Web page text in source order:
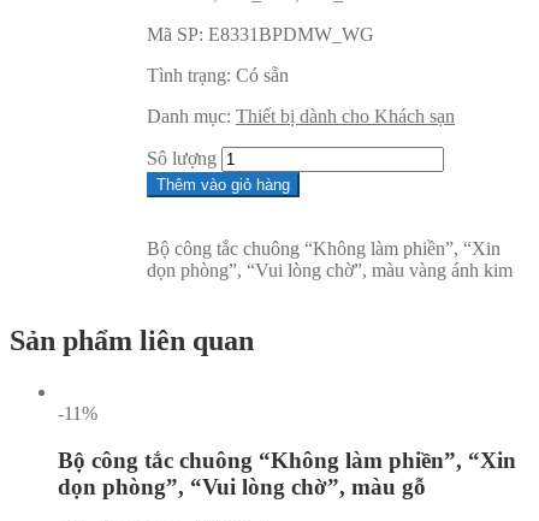
Mã SP: E8331BPDMW_WG
Tình trạng: Có sẵn
Danh mục: Thiết bị dành cho Khách sạn
Sô lượng
Thêm vào giỏ hàng
Bộ công tắc chuông “Không làm phiền”, “Xin
dọn phòng”, “Vui lòng chờ”, màu vàng ánh kim
Sản phẩm liên quan
-11%
Bộ công tắc chuông “Không làm phiền”, “Xin
dọn phòng”, “Vui lòng chờ”, màu gỗ